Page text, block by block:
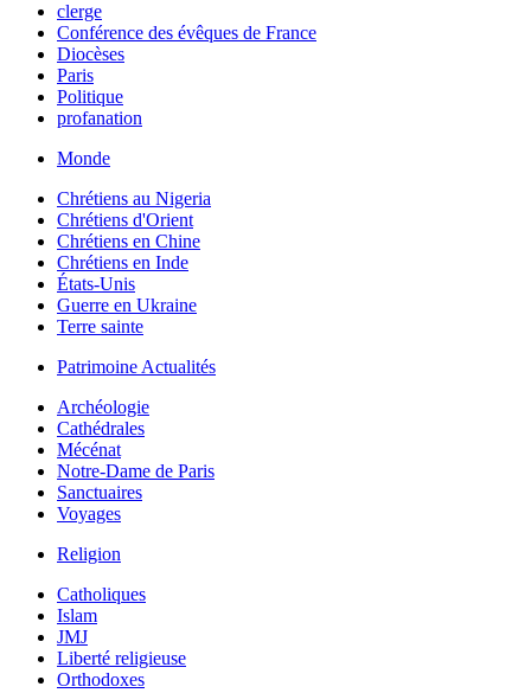
clerge
Conférence des évêques de France
Diocèses
Paris
Politique
profanation
Monde
Chrétiens au Nigeria
Chrétiens d'Orient
Chrétiens en Chine
Chrétiens en Inde
États-Unis
Guerre en Ukraine
Terre sainte
Patrimoine Actualités
Archéologie
Cathédrales
Mécénat
Notre-Dame de Paris
Sanctuaires
Voyages
Religion
Catholiques
Islam
JMJ
Liberté religieuse
Orthodoxes